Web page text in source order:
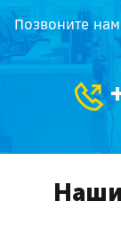
Позвоните